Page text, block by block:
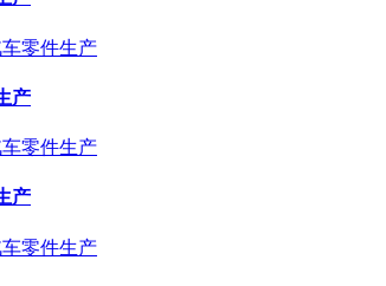
产
产